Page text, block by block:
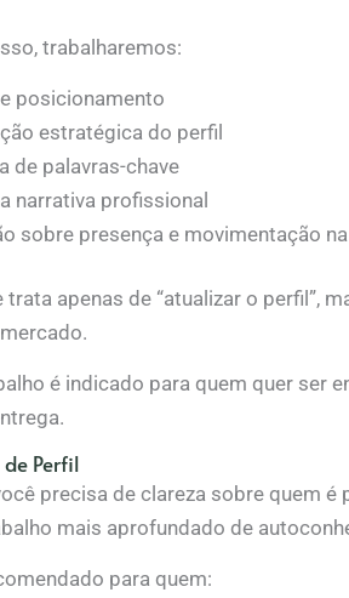
trabalharemos:
posicionamento
estratégica do perfil
de palavras-chave
narrativa profissional
sobre presença e movimentação
trata apenas de “atualizar o perfil”,
é indicado para quem quer ser
Perfil
precisa de clareza sobre quem é
mais aprofundado de
para quem: